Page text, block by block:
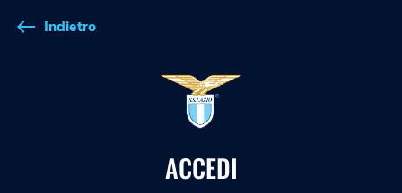
west Indietro
ACCEDI